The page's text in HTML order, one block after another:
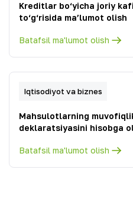
Kreditlar bo‘yicha joriy
to‘g‘risida ma’lumot olish
Batafsil ma'lumot olish
Iqtisodiyot va biznes
Mahsulotlarning
deklaratsiyasini hisobga
Batafsil ma'lumot olish